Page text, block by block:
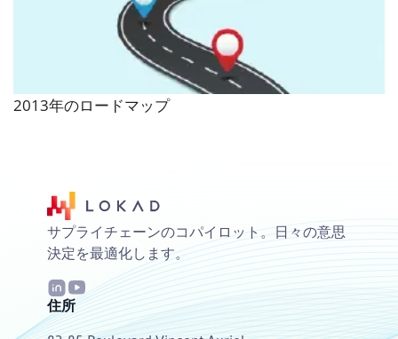
2013年のロードマップ
サプライチェーンのコパイロット。日々の意思
決定を最適化します。
住所